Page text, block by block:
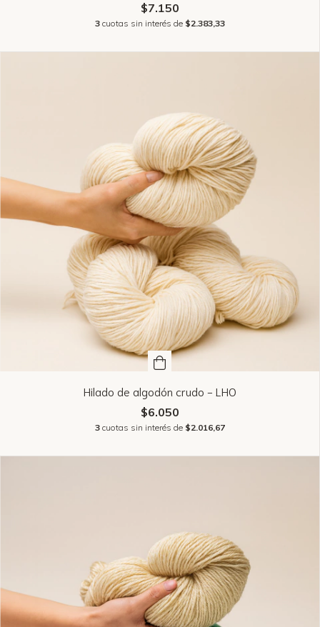
$7.150
3 cuotas sin interés de $2.383,33
Hilado de algodón crudo - LHO
$6.050
3 cuotas sin interés de $2.016,67